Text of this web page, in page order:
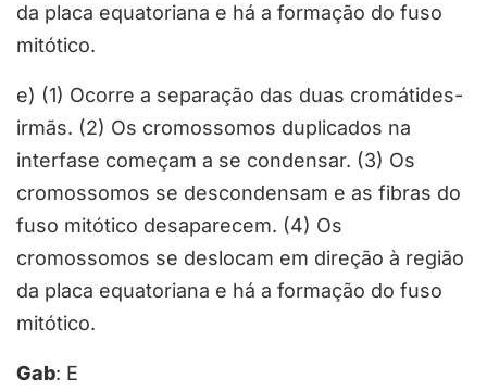
da placa equatoriana e há a formação do fuso
mitótico.
e) (1) Ocorre a separação das duas cromátides-
irmãs. (2) Os cromossomos duplicados na
interfase começam a se condensar. (3) Os
cromossomos se descondensam e as fibras do
fuso mitótico desaparecem. (4) Os
cromossomos se deslocam em direção à região
da placa equatoriana e há a formação do fuso
mitótico.
Gab: E